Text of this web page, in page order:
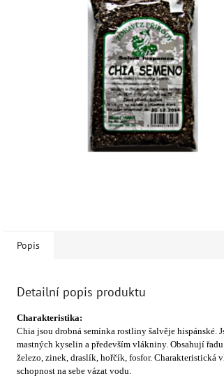
Popis
Detailní popis produktu
Charakteristika:
Chia jsou drobná semínka rostliny šalvěje hispánské.
mastných kyselin a především vlákniny. Obsahují
železo, zinek, draslík, hořčík, fosfor. Charakteristická
schopnost na sebe vázat vodu.